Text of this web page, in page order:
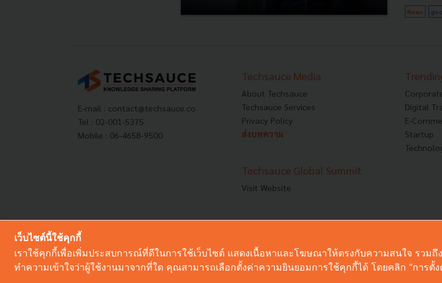
News
E-mail : contact@techsauce.co
Tel : 02-001-5375
Mobile : 06-4658-9500
Techsauce Media
About Techsauce
Techsauce Services
Privacy Policy
ส่งบทความ
Techsauce Global Summit
Visit Website
Digital
E-
Startup
© Copyright 2026 : Techsauce All
เว็บไซต์นี้ใช้คุกกี้
เราใช้คุกกี้เพื่อเพิ่มประสบการณ์ที่ดีในการใช้เว็บไซต์ แสดงเนื้อหาและโฆษณาให้ตรงกับความสนใจ รวมถึง
ทำความเข้าใจว่าผู้ใช้งานมาจากที่ใด คุณสามารถเลือกตั้งค่าความยินยอมการใช้คุกกี้ได้ โดยคลิก “การตั้